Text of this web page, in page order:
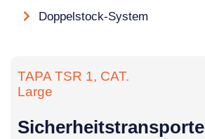
Doppelstock-System
TAPA TSR 1, CAT.
Large
Sicherheitstransporte